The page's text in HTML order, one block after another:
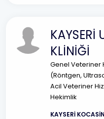
KAYSERİ
KLİNİĞİ
Genel Veteriner
(Röntgen,
Acil Veteriner
Hekimlik
KAYSERİ